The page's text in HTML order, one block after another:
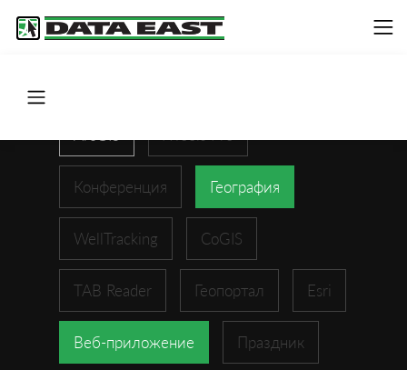
Конференция География
WellTracking CoGIS
TAB Reader Геопортал Esri
Веб-приложение Праздник